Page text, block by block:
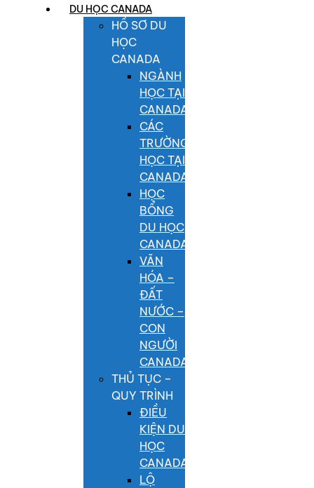
DU HỌC CANADA
HỒ SƠ DU
HỌC
CANADA
NGÀNH
HỌC TẠI
CANADA
CÁC
TRƯỜNG
HỌC TẠI
CANADA
HỌC
BỔNG
DU HỌC
CANADA
VĂN
HÓA –
ĐẤT
NƯỚC –
CON
NGƯỜI
CANADA
THỦ TỤC –
QUY TRÌNH
ĐIỀU
KIỆN DU
HỌC
CANADA
LỘ